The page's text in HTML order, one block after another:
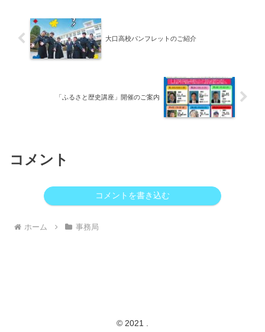
大口高校パンフレットのご紹介
「ふるさと歴史講座」開催のご案内
コメント
コメントを書き込む
ホーム 事務局
© 2021 .